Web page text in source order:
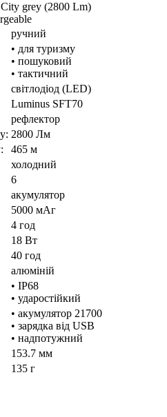
grey (2800 Lm)
ручний
• для туризму
• пошуковий
• тактичний
світлодіод (LED)
Luminus SFT70
рефлектор
2800 Лм
465 м
холодний
6
акумулятор
5000 мАг
4 год
18 Вт
40 год
алюміній
• IP68
• ударостійкий
• акумулятор 21700
• зарядка від USB
• надпотужний
153.7 мм
135 г